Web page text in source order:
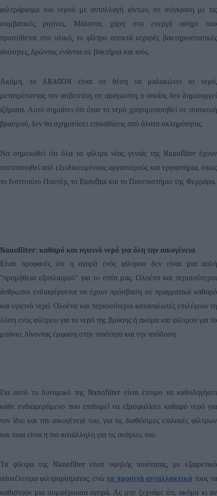
φιλτράρισμα του νερού με ανταλλαγή ιόντων, σε σύγκριση με τις
συμβατικές ρητίνες. Μάλιστα, χάρη στο ενεργό ασήμι που
προστίθεται στο υλικό, το φίλτρο αποκτά ισχυρές βακτηριοστατικές
ιδιότητες, δρώντας ενάντια σε βακτήρια και ιούς.
Ακόμη, το ARAGONείναι σε θέση να μαλακώνει το νερό,
μετατρέποντας τον ασβεστίτη σε αραγωνίτη, ο οποίος δεν δημιουργεί
ιζήματα. Αυτό σημαίνει ότι όταν το νερό χρησιμοποιηθεί σε συσκευή
βρασμού, δεν θα σχηματίσει επικαθίσεις από άλατα σκληρότητας.
Να σημειωθεί ότι όλα τα φίλτρα νέας γενιάς της Nanofilterέχουν
πιστοποιηθεί από εξειδικευμένους οργανισμούς και εργαστήρια, όπως
το Ινστιτούτο Παστέρ, το Eurofins και το Πανεπιστήμιο της Φερράρα.
Nanofilter: καθαρό και υγιεινό νερό για όλη την οικογένεια
Είναι προφανές ότι η αγορά ενός φίλτρου δεν είναι μια απλή
“προμήθεια εξοπλισμού” για το σπίτι μας. Ολοένα και περισσότεροι
άνθρωποι ενδιαφέρονται να έχουν πρόσβαση σε πραγματικά καθαρό
και υγιεινό νερό. Ολοένα και περισσότεροι καταναλωτές επιλέγουν τη
λύση ενός φίλτρου για το νερό της βρύσης ή ακόμα και φίλτρου για το
μπάνιο, δίνοντας έμφαση στην ποιότητα και την απόδοση.
Για αυτό το δυναμικό της Nanofilter είναι έτοιμο να καθοδηγήσει
κάθε ενδιαφερόμενο που επιθυμεί να εξασφαλίσει καθαρό νερό για
τον ίδιο και την οικογένειά του, για τις διαθέσιμες επιλογές φίλτρων
και ποια είναι η πιο κατάλληλη για τις ανάγκες του.
Τα φίλτρα της Nanofilterείναι υψηλής ποιότητας, με εξαιρετικό
αποτέλεσμα φιλτραρίσματος, ενώτα προσιτά ανταλλακτικά τους τα
καθιστούν μια συμφέρουσα αγορά. Ας μην ξεχνάμε ότι, ακόμα κι αν